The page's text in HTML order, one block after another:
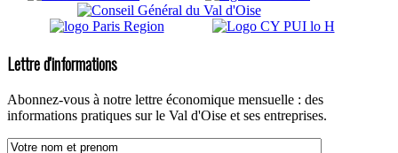
Lettre d'informations
Abonnez-vous à notre lettre économique mensuelle : des
informations pratiques sur le Val d'Oise et ses entreprises.